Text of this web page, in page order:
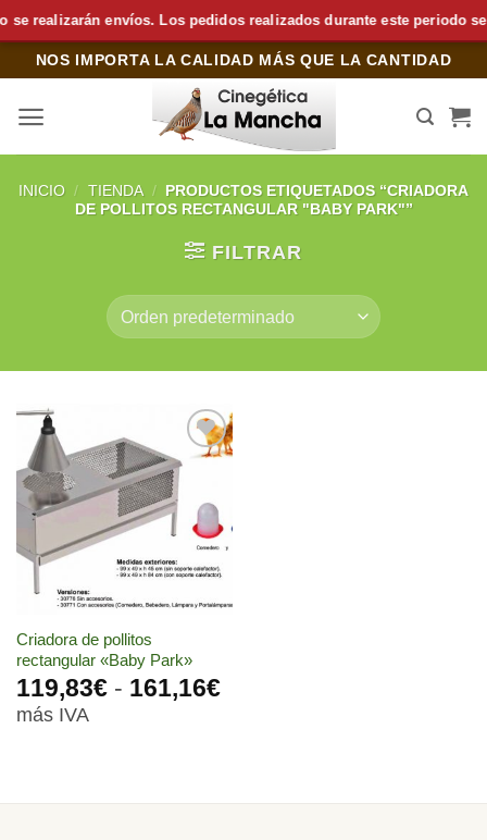
se realizarán envíos. Los pedidos realizados durante este periodo se
Saltar
contenido
NOS IMPORTA LA CALIDAD MÁS QUE LA CANTIDAD
INICIO / TIENDA / PRODUCTOS ETIQUETADOS “CRIADORA
DE POLLITOS RECTANGULAR "BABY PARK"”
FILTRAR
Añadir
lista de
deseos
Criadora de pollitos
rectangular «Baby Park»
119,83€ - 161,16€Rango
hasta
más IVA